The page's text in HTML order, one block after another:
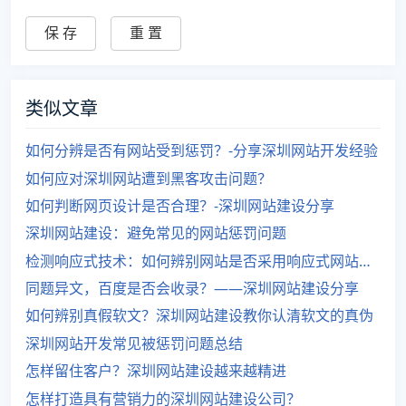
类似文章
如何分辨是否有网站受到惩罚？-分享深圳网站开发经验
如何应对深圳网站遭到黑客攻击问题？
如何判断网页设计是否合理？-深圳网站建设分享
深圳网站建设：避免常见的网站惩罚问题
检测响应式技术：如何辨别网站是否采用响应式网站设计？
同题异文，百度是否会收录？——深圳网站建设分享
如何辨别真假软文？深圳网站建设教你认清软文的真伪
深圳网站开发常见被惩罚问题总结
怎样留住客户？深圳网站建设越来越精进
怎样打造具有营销力的深圳网站建设公司？